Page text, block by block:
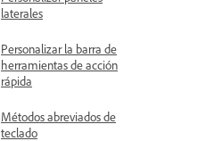
laterales
Personalizar la barra de
herramientas de acción
rápida
Métodos abreviados de
teclado